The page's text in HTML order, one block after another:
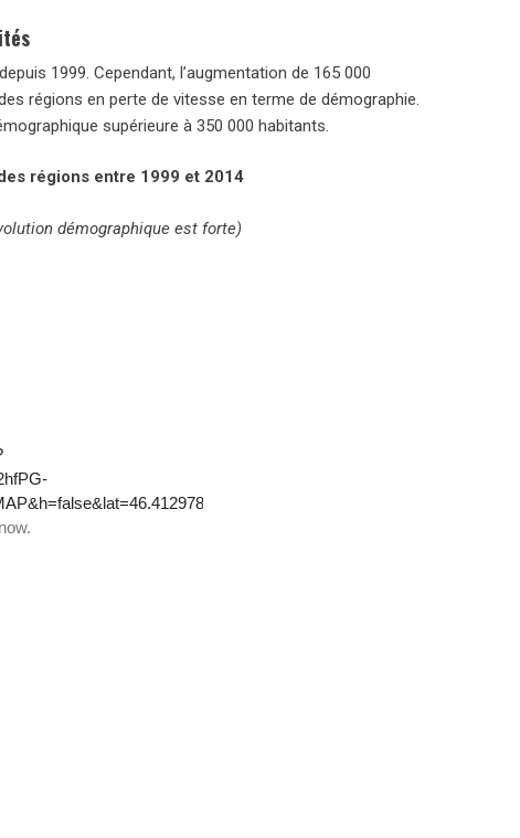
1999. Cependant, l’augmentation de 165 000
régions en perte de vitesse en terme de démographie.
supérieure à 350 000 habitants.
régions entre 1999 et 2014
démographique est forte)